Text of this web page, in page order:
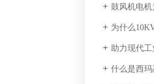
鼓风机电机
为什么10KV
助力现代工
什么是西